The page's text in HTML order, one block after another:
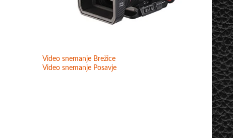
Video snemanje Brežice
Video snemanje Posavje